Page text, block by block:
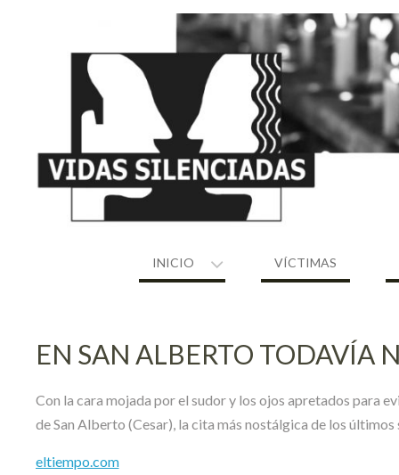
INICIO VÍCTIMAS
EN SAN ALBERTO TODAVÍA
Con la cara mojada por el sudor y los ojos apretados para
de San Alberto (Cesar), la cita más nostálgica de los últimos
eltiempo.com